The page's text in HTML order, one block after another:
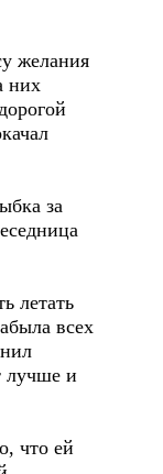
желания
них
за
летать
всех
лучше и
что ей